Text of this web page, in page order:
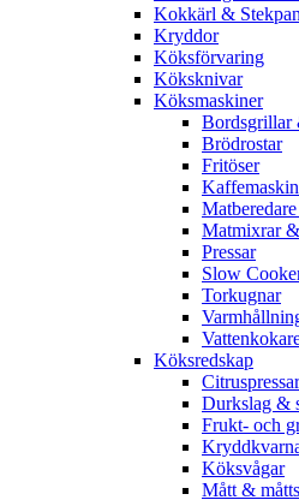
Kokkärl &
Kryddor
Köksförvaring
Köksknivar
Köksmaskiner
Bordsgrillar
Brödrostar
Fritöser
Matmixrar
Pressar
Slow
Torkugnar
Köksredskap
Citruspressar
Durkslag &
Frukt- och
Köksvågar
Mått &